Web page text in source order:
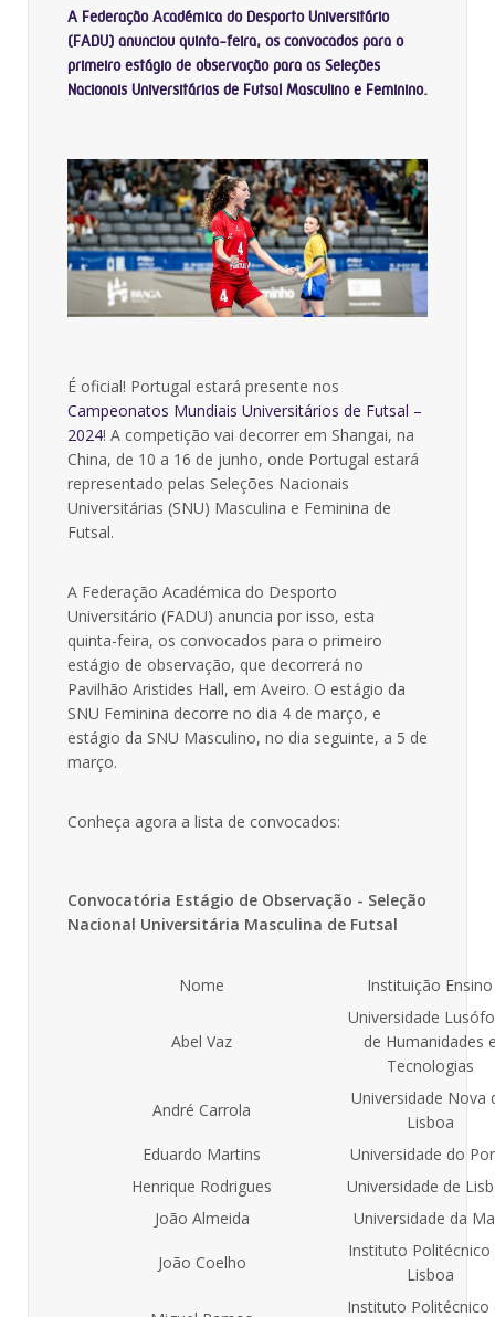
A Federação Académica do Desporto Universitário
(FADU) anunciou quinta-feira, os convocados para o
primeiro estágio de observaçãopara as Seleções
Nacionais Universitárias de Futsal Masculino e Feminino.
É oficial! Portugal estará presente nos
Campeonatos Mundiais Universitários de Futsal –
2024! A competição vai decorrer em Shangai, na
China, de 10 a 16 de junho, onde Portugal estará
representado pelas Seleções Nacionais
Universitárias (SNU) Masculina e Feminina de
Futsal.
A Federação Académica do Desporto
Universitário (FADU) anuncia por isso, esta
quinta-feira, os convocados para o primeiro
estágio de observação, que decorrerá no
Pavilhão Aristides Hall, em Aveiro. O estágio da
SNU Feminina decorre no dia 4 de março, e
estágio da SNU Masculino, no dia seguinte, a 5 de
março.
Conheça agora a lista de convocados:
Convocatória Estágio de Observação - Seleção
Nacional Universitária Masculina de Futsal
Nome Instituição Ensino
Abel Vaz
Universidade
de Humanidades
Tecnologias
André Carrola
Universidade Nova
Lisboa
Eduardo Martins
Universidade do
Henrique Rodrigues
Universidade de
João Almeida
Universidade da
João Coelho
Instituto Politécnico
Lisboa
Instituto Politécnico